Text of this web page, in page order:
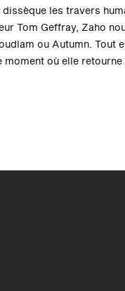
dissèque les travers
Tom Geffray, Zaho
ou Autumn. Tout
où elle